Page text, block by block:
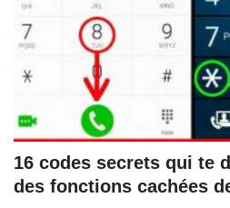
16 codes secrets qui te
des fonctions cachées